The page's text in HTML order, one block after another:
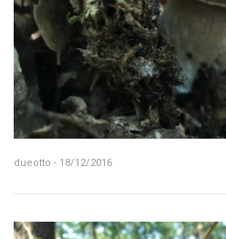
dueotto - 18/12/2016